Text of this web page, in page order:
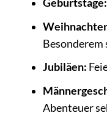
Geburtstage:
Besonderem
Jubiläen:
Abenteuer